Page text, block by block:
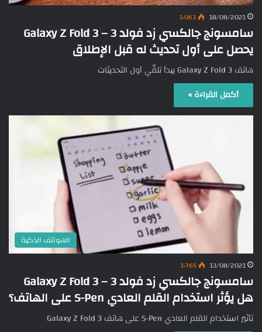
18/08/2021 1٬063
سامسونج جالكسي زد فولد 3 – Galaxy Z Fold 3
يحصل على أول تحديث له قبل الإطلاق
هاتف Galaxy Z Fold 3 يبدأ تلقّي أول التحديثات
أكمل القراءة »
الهواتف الذكية
13/08/2021 1٬765
سامسونج جالكسي زد فولد 3 – Galaxy Z Fold 3
هل يؤثر استخدام القلم العادي S-Pen على الهاتف؟
تأثير استخدام القلم العادي S-Pen على هاتف Galaxy Z Fold 3